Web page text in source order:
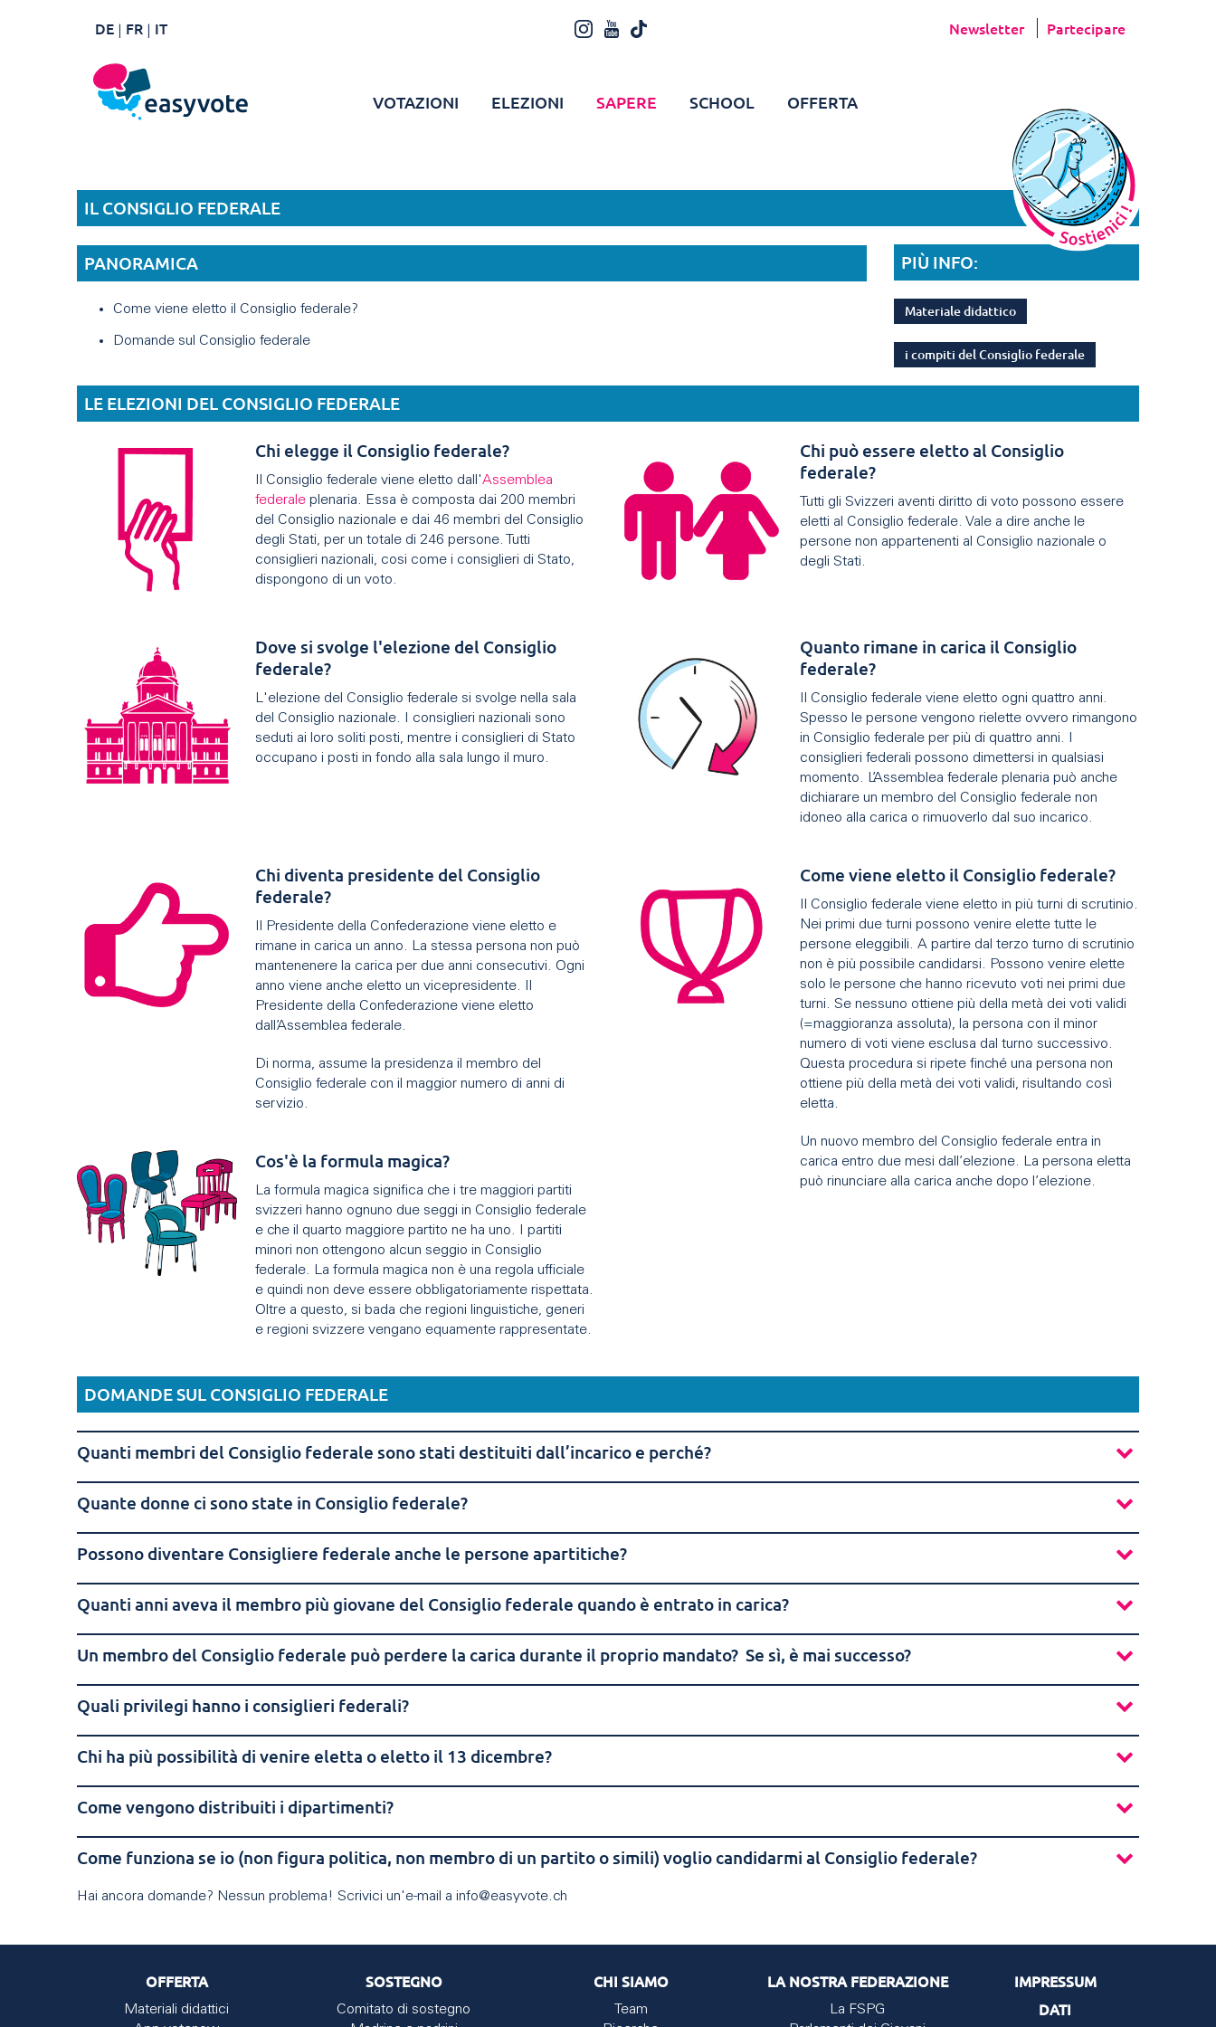
DE FR IT Newsletter Partecipare
VOTAZIONI ELEZIONI SAPERE SCHOOL OFFERTA
IL CONSIGLIO FEDERALE
PANORAMICA
Come viene eletto il Consiglio federale?
Domande sul Consiglio federale
PIÙ INFO:
Materiale didattico
i compiti del Consiglio federale
LE ELEZIONI DEL CONSIGLIO FEDERALE
Chi elegge il Consiglio federale?
Il Consiglio federale viene eletto dall'Assemblea
federale plenaria. Essa è composta dai 200 membri
del Consiglio nazionale e dai 46 membri del Consiglio
degli Stati, per un totale di 246 persone. Tutti
consiglieri nazionali, cosi come i consiglieri di Stato,
dispongono di un voto.
Chi può essere eletto al Consiglio
federale?
Tutti gli Svizzeri aventi diritto di voto possono essere
eletti al Consiglio federale. Vale a dire anche le
persone non appartenenti al Consiglio nazionale o
degli Stati.
Dove si svolge l'elezione del Consiglio
federale?
L'elezione del Consiglio federale si svolge nella sala
del Consiglio nazionale. I consiglieri nazionali sono
seduti ai loro soliti posti, mentre i consiglieri di Stato
occupano i posti in fondo alla sala lungo il muro.
Quanto rimane in carica il Consiglio
federale?
Il Consiglio federale viene eletto ogni quattro anni.
Spesso le persone vengono rielette ovvero rimangono
in Consiglio federale per più di quattro anni. I
consiglieri federali possono dimettersi in qualsiasi
momento. L’Assemblea federale plenaria può anche
dichiarare un membro del Consiglio federale non
idoneo alla carica o rimuoverlo dal suo incarico.
Chi diventa presidente del Consiglio
federale?
Il Presidente della Confederazione viene eletto e
rimane in carica un anno. La stessa persona non può
mantenenere la carica per due anni consecutivi. Ogni
anno viene anche eletto un vicepresidente. Il
Presidente della Confederazione viene eletto
dall’Assemblea federale.
Di norma, assume la presidenza il membro del
Consiglio federale con il maggior numero di anni di
servizio.
Cos'è la formula magica?
La formula magica significa che i tre maggiori partiti
svizzeri hanno ognuno due seggi in Consiglio federale
e che il quarto maggiore partito ne ha uno. I partiti
minori non ottengono alcun seggio in Consiglio
federale. La formula magica non è una regola ufficiale
e quindi non deve essere obbligatoriamente rispettata.
Oltre a questo, si bada che regioni linguistiche, generi
e regioni svizzere vengano equamente rappresentate.
Come viene eletto il Consiglio federale?
Il Consiglio federale viene eletto in più turni di scrutinio.
Nei primi due turni possono venire elette tutte le
persone eleggibili. A partire dal terzo turno di scrutinio
non è più possibile candidarsi. Possono venire elette
solo le persone che hanno ricevuto voti nei primi due
turni. Se nessuno ottiene più della metà dei voti validi
(=maggioranza assoluta), la persona con il minor
numero di voti viene esclusa dal turno successivo.
Questa procedura si ripete finché una persona non
ottiene più della metà dei voti validi, risultando così
eletta.
Un nuovo membro del Consiglio federale entra in
carica entro due mesi dall’elezione. La persona eletta
può rinunciare alla carica anche dopo l’elezione.
DOMANDE SUL CONSIGLIO FEDERALE
Quanti membri del Consiglio federale sono stati destituiti dall’incarico e perché?
Quante donne ci sono state in Consiglio federale?
Possono diventare Consigliere federale anche le persone apartitiche?
Quanti anni aveva il membro più giovane del Consiglio federale quando è entrato in carica?
Un membro del Consiglio federale può perdere la carica durante il proprio mandato? Se sì, è mai successo?
Quali privilegi hanno i consiglieri federali?
Chi ha più possibilità di venire eletta o eletto il 13 dicembre?
Come vengono distribuiti i dipartimenti?
Come funziona se io (non figura politica, non membro di un partito o simili) voglio candidarmi al Consiglio federale?
Hai ancora domande? Nessun problema! Scrivici un'e-mail a info@easyvote.ch
OFFERTA
Materiali didattici
SOSTEGNO
Comitato di sostegno
CHI SIAMO
Team
LA NOSTRA FEDERAZIONE
La FSPG
IMPRESSUM
DATI